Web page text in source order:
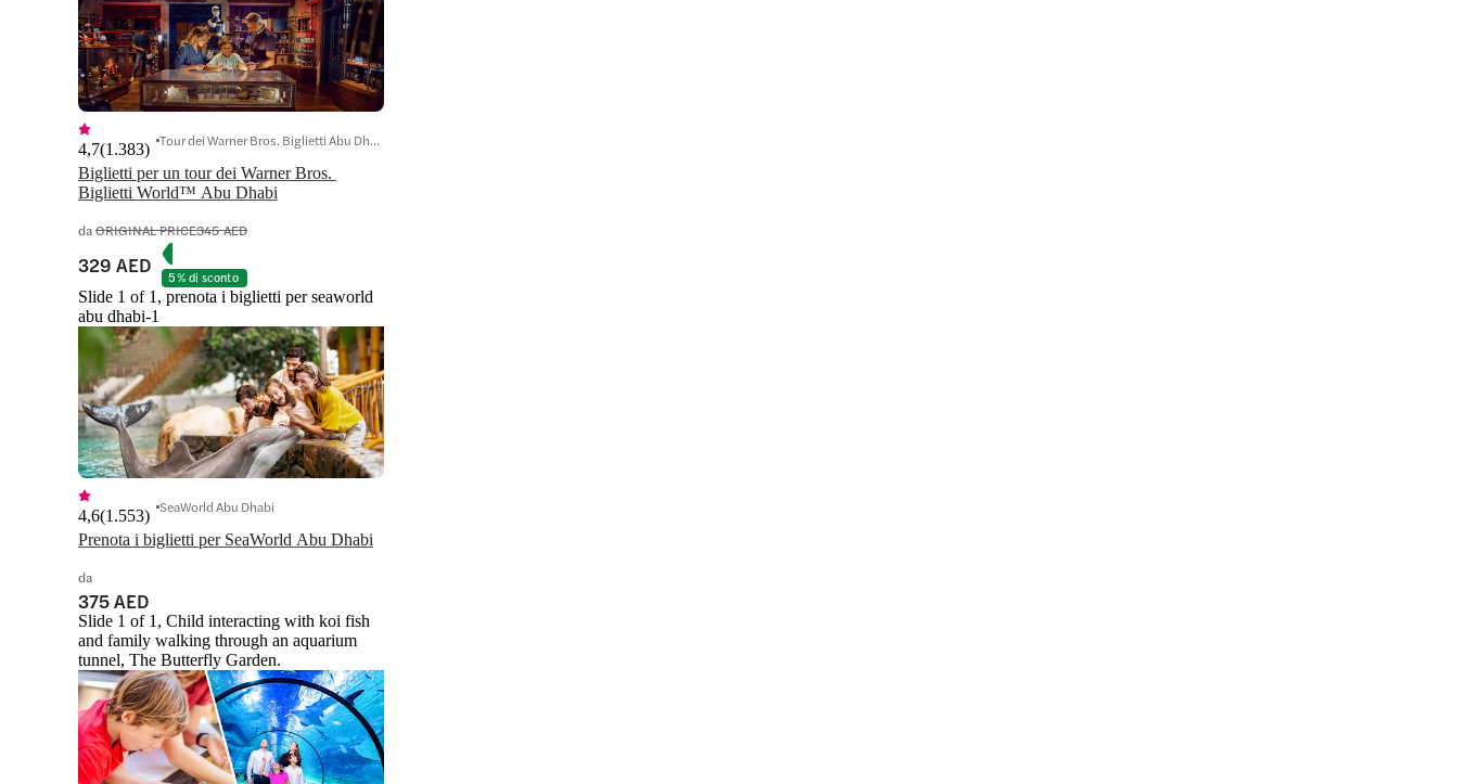
Biglietti per un tour dei Warner Bros.
Biglietti World™ Abu Dhabi
4,7(1.383) Tour dei Warner Bros. Biglietti Abu Dhabi
daORIGINAL PRICE345 AED
329 AED 5% di sconto
Slide 1 of 1, prenota i biglietti per seaworld
abu dhabi-1
Prenota i biglietti per SeaWorld Abu Dhabi
4,6(1.553) SeaWorld Abu Dhabi
da
375 AED
Slide 1 of 1, Child interacting with koi fish
and family walking through an aquarium
tunnel, The Butterfly Garden.